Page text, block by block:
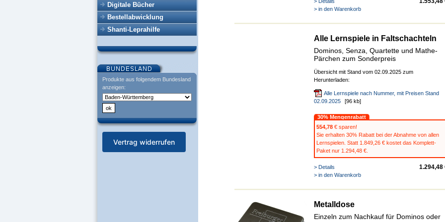
Digitale Bücher
Bestellabwicklung
Shanti-Leprahilfe
Produkte aus folgendem Bundesland
anzeigen:
Vertrag widerrufen
> in den Warenkorb
Alle Lernspiele in Faltschachteln
Dominos, Senza, Quartette und Mathe-
Pärchen zum Sonderpreis
Übersicht mit Stand vom 02.09.2025 zum
Herunterladen:
Alle Lernspiele nach Nummer, mit Preisen Stand
02.09.2025
[96 kb]
30% Mengenrabatt
554,78 € sparen!
Sie erhalten 30% Rabatt bei der Abnahme von allen
Lernspielen. Statt 1.849,26 € kostet das Komplett-
Paket nur 1.294,48 €.
1.294,48
> Details
> in den Warenkorb
Metalldose
Einzeln zum Nachkauf für Dominos oder